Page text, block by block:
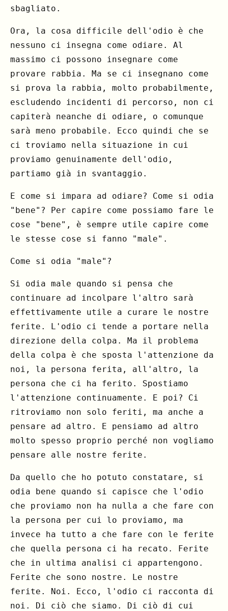
sbagliato.
Ora, la cosa difficile dell'odio è che
nessuno ci insegna come odiare. Al
massimo ci possono insegnare come
provare rabbia. Ma se ci insegnano come
si prova la rabbia, molto probabilmente,
escludendo incidenti di percorso, non ci
capiterà neanche di odiare, o comunque
sarà meno probabile. Ecco quindi che se
ci troviamo nella situazione in cui
proviamo genuinamente dell'odio,
partiamo già in svantaggio.
E come si impara ad odiare? Come si odia
"bene"? Per capire come possiamo fare le
cose "bene", è sempre utile capire come
le stesse cose si fanno "male".
Come si odia "male"?
Si odia male quando si pensa che
continuare ad incolpare l'altro sarà
effettivamente utile a curare le nostre
ferite. L'odio ci tende a portare nella
direzione della colpa. Ma il problema
della colpa è che sposta l'attenzione da
noi, la persona ferita, all'altro, la
persona che ci ha ferito. Spostiamo
l'attenzione continuamente. E poi? Ci
ritroviamo non solo feriti, ma anche a
pensare ad altro. E pensiamo ad altro
molto spesso proprio perché non vogliamo
pensare alle nostre ferite.
Da quello che ho potuto constatare, si
odia bene quando si capisce che l'odio
che proviamo non ha nulla a che fare con
la persona per cui lo proviamo, ma
invece ha tutto a che fare con le ferite
che quella persona ci ha recato. Ferite
che in ultima analisi ci appartengono.
Ferite che sono nostre. Le nostre
ferite. Noi. Ecco, l'odio ci racconta di
noi. Di ciò che siamo. Di ciò di cui